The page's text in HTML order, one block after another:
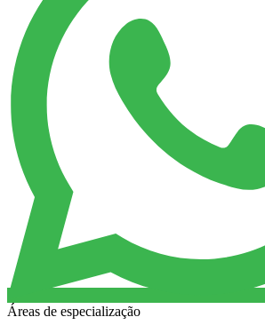
Áreas de especialização